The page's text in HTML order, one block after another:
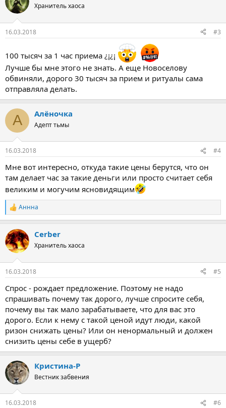
Хранитель хаоса
16.03.2018 #3
100 тысяч за 1 час приема ¿¡¿¡
Лучше бы мне этого не знать. А еще Новоселову
обвиняли, дорого 30 тысяч за прием и ритуалы сама
отправляла делать.
А Алёночка
Адепт тьмы
16.03.2018 #4
Мне вот интересно, откуда такие цены берутся, что он
там делает час за такие деньги или просто считает себя
великим и могучим ясновидящим
Р
е
к
ц
и
Аннна
Cerber
Хранитель хаоса
16.03.2018 #5
Спрос - рождает предложение. Поэтому не надо
спрашивать почему так дорого, лучше спросите себя,
почему вы так мало зарабатываете, что для вас это
дорого. Если к нему с такой ценой идут люди, какой
ризон снижать цены? Или он ненормальный и должен
снизить цены себе в ущерб?
Кристина-Р
Вестник забвения
16.03.2018 #6